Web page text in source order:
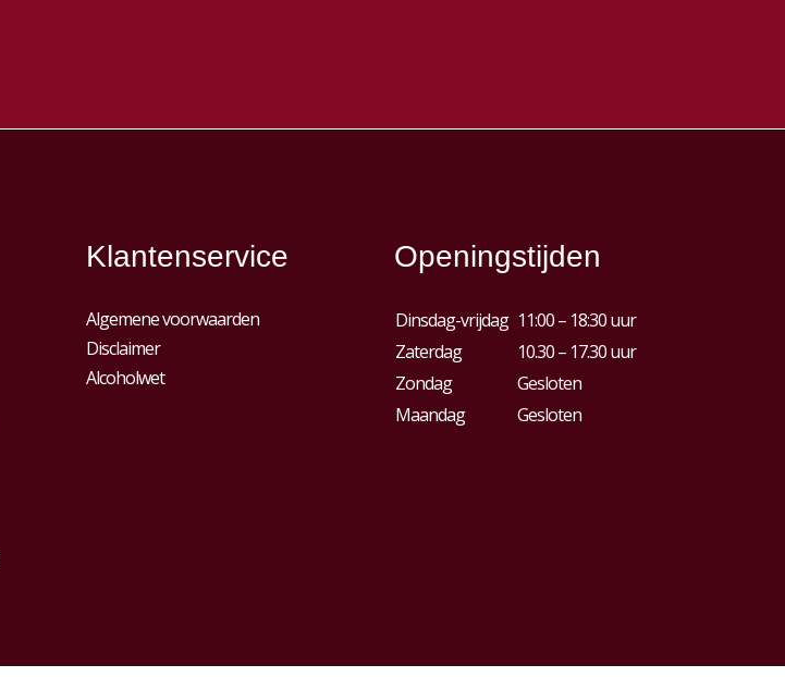
Klantenservice
Algemene voorwaarden
Disclaimer
Alcoholwet
Openingstijden
Dinsdag-vrijdag 11:00 – 18:30 uur
Zaterdag
10.30 – 17.30 uur
Zondag
Gesloten
Maandag
Gesloten